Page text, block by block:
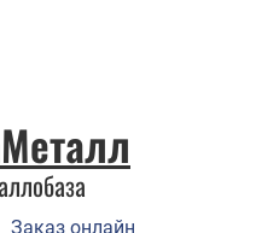
Заказ онлайн